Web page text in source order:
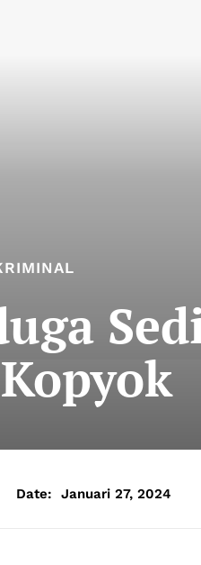
Date: Januari 27, 2024